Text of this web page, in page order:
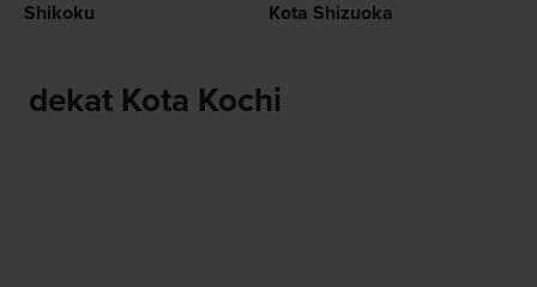
Shikoku Kota Shizuoka
dekat Kota Kochi